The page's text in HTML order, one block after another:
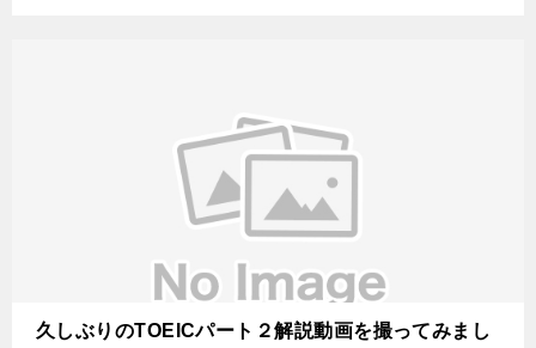
久しぶりのTOEICパート２解説動画を撮ってみまし